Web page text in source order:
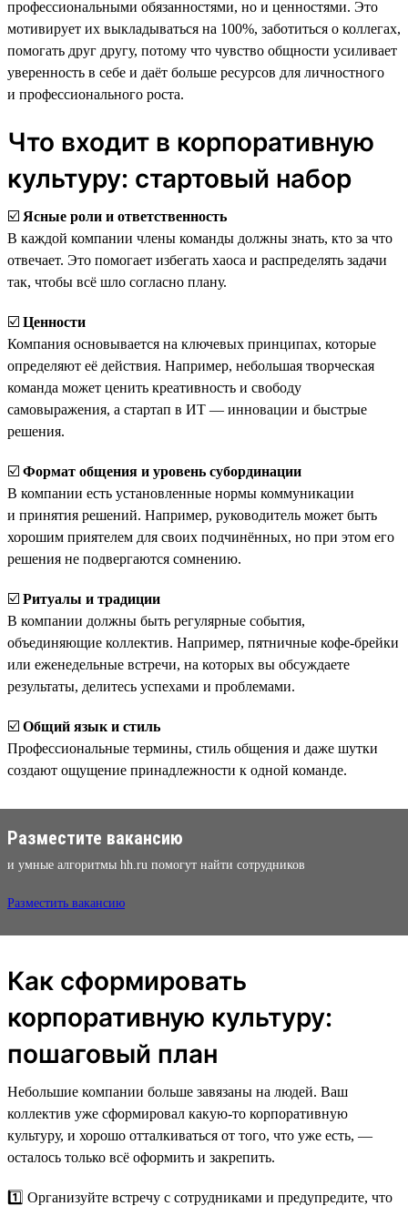
профессиональными обязанностями, но и ценностями. Это
мотивирует их выкладываться на 100%, заботиться о коллегах,
помогать друг другу, потому что чувство общности усиливает
уверенность в себе и даёт больше ресурсов для личностного
и профессионального роста.
Что входит в корпоративную
культуру: стартовый набор
☑️ Ясные роли и ответственность
В каждой компании члены команды должны знать, кто за что
отвечает. Это помогает избегать хаоса и распределять задачи
так, чтобы всё шло согласно плану.
☑️ Ценности
Компания основывается на ключевых принципах, которые
определяют её действия. Например, небольшая творческая
команда может ценить креативность и свободу
самовыражения, а стартап в ИТ — инновации и быстрые
решения.
☑️ Формат общения и уровень субординации
В компании есть установленные нормы коммуникации
и принятия решений. Например, руководитель может быть
хорошим приятелем для своих подчинённых, но при этом его
решения не подвергаются сомнению.
☑️ Ритуалы и традиции
В компании должны быть регулярные события,
объединяющие коллектив. Например, пятничные кофе-брейки
или еженедельные встречи, на которых вы обсуждаете
результаты, делитесь успехами и проблемами.
☑️ Общий язык и стиль
Профессиональные термины, стиль общения и даже шутки
создают ощущение принадлежности к одной команде.
Разместите вакансию
и умные алгоритмы hh.ru помогут найти сотрудников
Разместить вакансию
Как сформировать
корпоративную культуру:
пошаговый план
Небольшие компании больше завязаны на людей. Ваш
коллектив уже сформировал какую-то корпоративную
культуру, и хорошо отталкиваться от того, что уже есть, —
осталось только всё оформить и закрепить.
1️⃣ Организуйте встречу с сотрудниками и предупредите, что